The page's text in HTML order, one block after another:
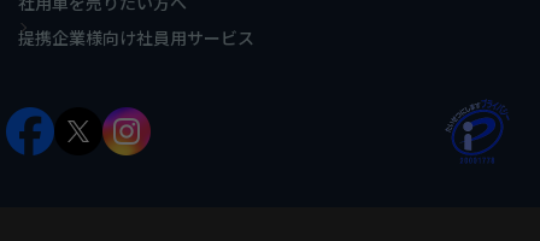
提携企業様向け社員用サービス